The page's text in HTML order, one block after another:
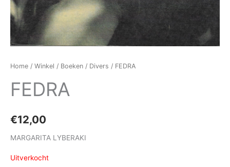
Home / Winkel / Boeken / Divers / FEDRA
FEDRA
€12,00
MARGARITA LYBERAKI
Uitverkocht